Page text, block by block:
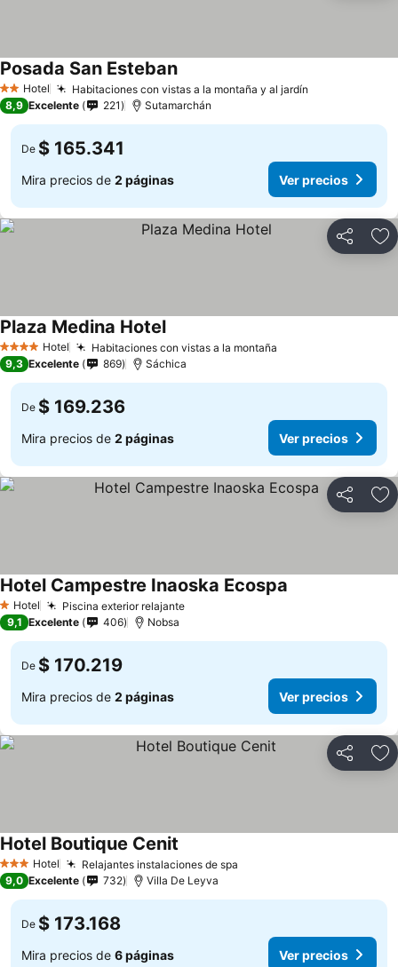
2 Estrellas
Hotel Habitaciones con vistas a la montaña y al jardín
Posada San EstebanVer precios
8,9 Excelente 221 Sutamarchán
De $ 165.341
Mira precios de 2 páginas Ver precios
Compartir
4 EstrellasHotel Habitaciones con vistas a la montaña
Plaza Medina HotelVer precios
9,3 Excelente 869 Sáchica
De $ 169.236
Mira precios de 2 páginas Ver precios
Compartir
1 Estrellas
Hotel Piscina exterior relajanteVer precios
Hotel Campestre Inaoska Ecospa
9,1 Excelente 406 Nobsa
De $ 170.219
Mira precios de 2 páginas Ver precios
Compartir
3 Estrellas
Hotel Relajantes instalaciones de spa
Hotel Boutique Cenit
9,0 Excelente 732 Villa De Leyva
De $ 173.168
Mira precios de 6 páginas Ver precios